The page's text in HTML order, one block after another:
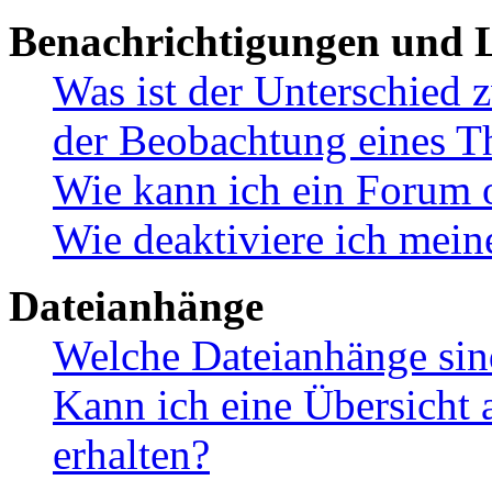
Benachrichtigungen und
Was ist der Unterschied
der Beobachtung eines
Wie kann ich ein Forum
Wie deaktiviere ich
Dateianhänge
Welche Dateianhänge
Kann ich eine Übersicht
erhalten?